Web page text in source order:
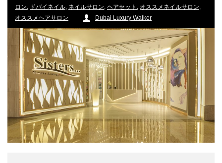
ロン, ドバイネイル, ネイルサロン, ヘアセット , オススメネイルサロン,
オススメヘアサロン
Dubai Luxury Walker